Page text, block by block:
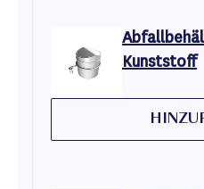
Kunststoff